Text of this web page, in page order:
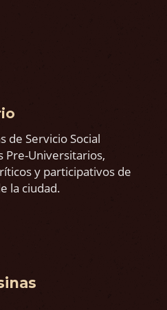
de Servicio Social
Pre-Universitarios,
y participativos de
la ciudad.